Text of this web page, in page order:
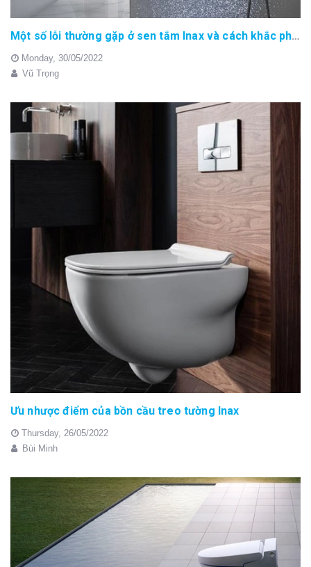
Một số lỗi thường gặp ở sen tắm Inax và cách khắc phục
Monday, 30/05/2022
Vũ Trọng
Ưu nhược điểm của bồn cầu treo tường Inax
Thursday, 26/05/2022
Bùi Minh